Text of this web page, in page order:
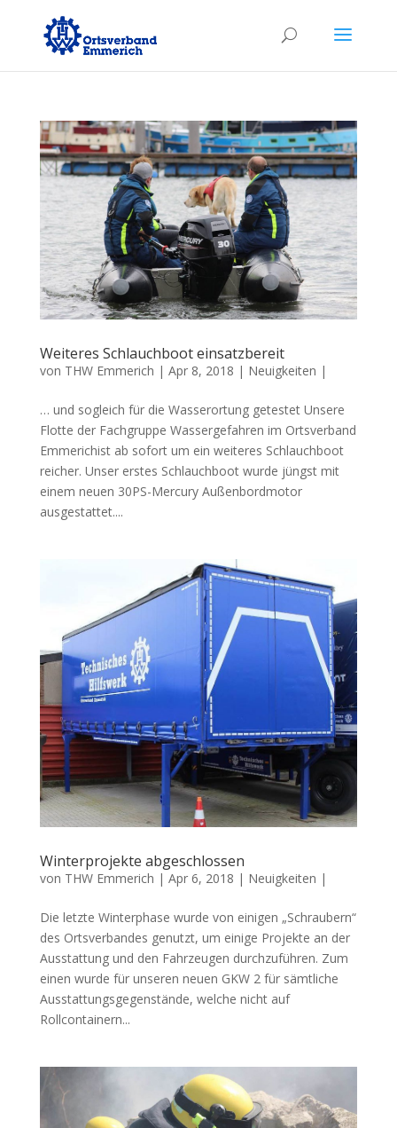
Weiteres Schlauchboot einsatzbereit
von THW Emmerich | Apr 8, 2018 | Neuigkeiten |
… und sogleich für die Wasserortung getestet Unsere
Flotte der Fachgruppe Wassergefahren im Ortsverband
Emmerichist ab sofort um ein weiteres Schlauchboot
reicher. Unser erstes Schlauchboot wurde jüngst mit
einem neuen 30PS-Mercury Außenbordmotor
ausgestattet....
Winterprojekte abgeschlossen
von THW Emmerich | Apr 6, 2018 | Neuigkeiten |
Die letzte Winterphase wurde von einigen „Schraubern“
des Ortsverbandes genutzt, um einige Projekte an der
Ausstattung und den Fahrzeugen durchzuführen. Zum
einen wurde für unseren neuen GKW 2 für sämtliche
Ausstattungsgegenstände, welche nicht auf
Rollcontainern...